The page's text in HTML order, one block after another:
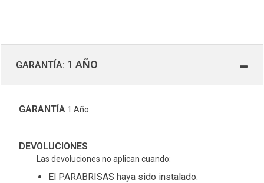
GARANTÍA: 1 AÑO
GARANTÍA 1 Año
DEVOLUCIONES
Las devoluciones no aplican cuando:
El PARABRISAS haya sido instalado.